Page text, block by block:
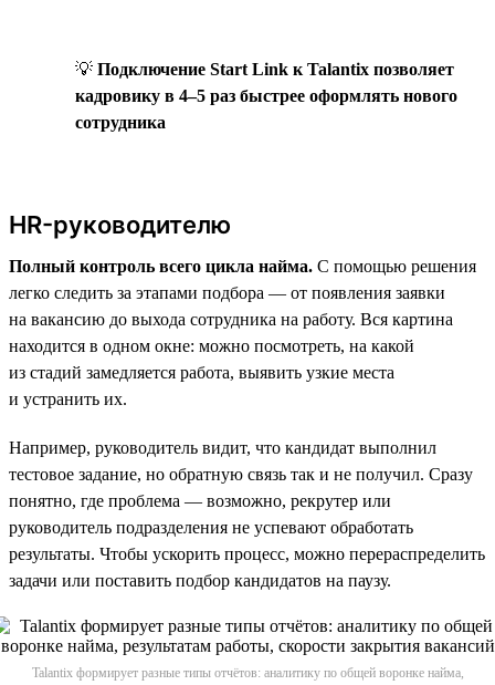
💡 Подключение Start Link к Talantix позволяет
кадровику в 4–5 раз быстрее оформлять нового
сотрудника
HR-руководителю
Полный контроль всего цикла найма. С помощью решения
легко следить за этапами подбора — от появления заявки
на вакансию до выхода сотрудника на работу. Вся картина
находится в одном окне: можно посмотреть, на какой
из стадий замедляется работа, выявить узкие места
и устранить их.
Например, руководитель видит, что кандидат выполнил
тестовое задание, но обратную связь так и не получил. Сразу
понятно, где проблема — возможно, рекрутер или
руководитель подразделения не успевают обработать
результаты. Чтобы ускорить процесс, можно перераспределить
задачи или поставить подбор кандидатов на паузу.
Talantix формирует разные типы отчётов: аналитику по общей воронке найма,